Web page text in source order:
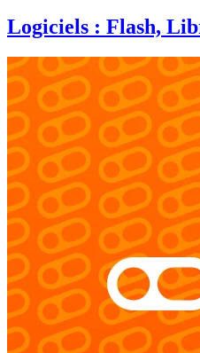
Logiciels : Flash,